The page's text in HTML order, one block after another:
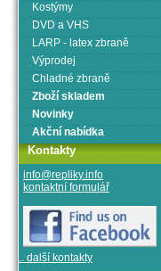
Kostýmy
DVD a VHS
LARP - latex zbraně
Výprodej
Chladné zbraně
Zboží skladem
Novinky
Akční nabídka
Kontakty
info@repliky.info
kontaktní formulář
.. další kontakty